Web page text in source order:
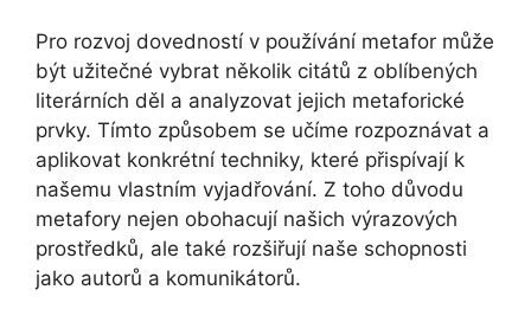
Pro rozvoj dovedností v používání metafor může
být užitečné vybrat několik citátů z oblíbených
literárních děl a analyzovat jejich metaforické
prvky. Tímto způsobem se učíme rozpoznávat a
aplikovat konkrétní techniky, které přispívají k
našemu vlastním vyjadřování. Z toho důvodu
metafory nejen obohacují našich výrazových
prostředků, ale také rozšiřují naše schopnosti
jako autorů a komunikátorů.